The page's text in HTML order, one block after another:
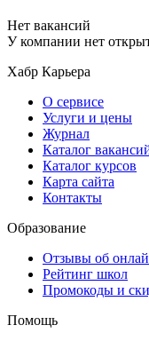
Нет вакансий
У компании нет
Хабр Карьера
О сервисе
Услуги и цены
Журнал
Каталог
Каталог курсов
Карта сайта
Контакты
Образование
Отзывы об
Рейтинг школ
Промокоды и
Помощь